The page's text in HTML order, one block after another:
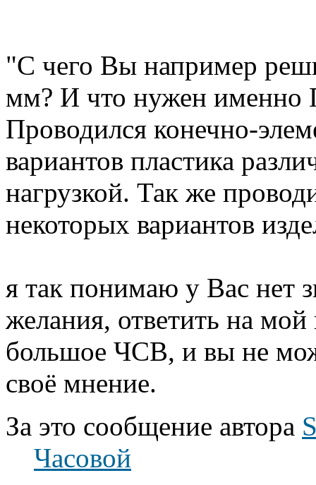
"С чего Вы например
мм? И что нужен именно
Проводился конечно-
вариантов пластика
нагрузкой. Так же
некоторых вариантов
я так понимаю у Вас нет
желания, ответить на
большое ЧСВ, и вы не
своё мнение.
За это сообщение автора
Часовой